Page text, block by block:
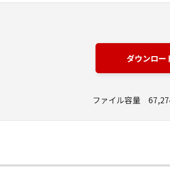
もしくは有用であること、または本ソフト
間接的な損失、損害等について、いかなる場
府または該当国の政府より必要な許可等を得
ダウンロー
ファイル容量